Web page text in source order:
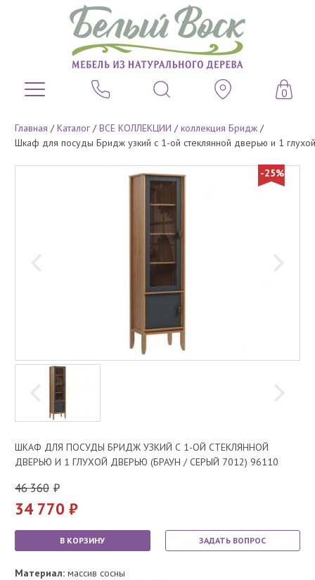
0
Главная /Каталог /ВСЕ КОЛЛЕКЦИИ /коллекция Бридж /
Шкаф для посуды Бридж узкий с 1-ой стеклянной дверью и 1
-25%
ШКАФ ДЛЯ ПОСУДЫ БРИДЖ УЗКИЙ С 1-ОЙ СТЕКЛЯННОЙ
ДВЕРЬЮ И 1 ГЛУХОЙ ДВЕРЬЮ (БРАУН / СЕРЫЙ 7012) 96110
46 360
34 770
В КОРЗИНУ ЗАДАТЬ ВОПРОС
Материал: массив сосны